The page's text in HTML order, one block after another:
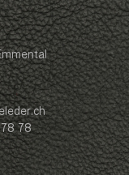
78